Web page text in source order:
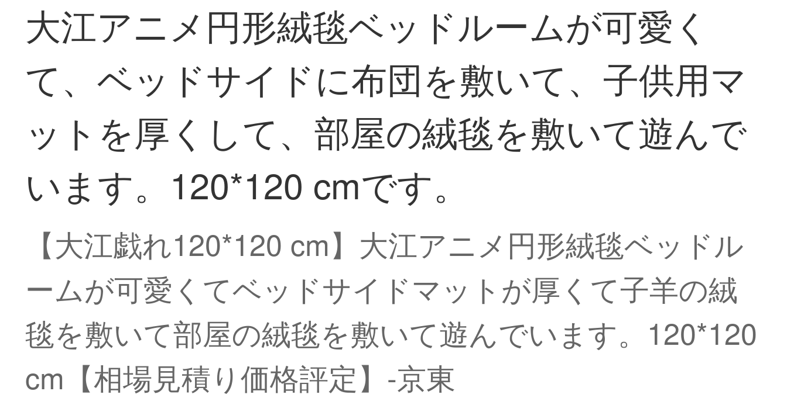
大江アニメ円形絨毯ベッドルームが可愛く
て、ベッドサイドに布団を敷いて、子供用マ
ットを厚くして、部屋の絨毯を敷いて遊んで
います。120*120 cmです。
【大江戯れ120*120 cm】大江アニメ円形絨毯ベッドル
ームが可愛くてベッドサイドマットが厚くて子羊の絨
毯を敷いて部屋の絨毯を敷いて遊んでいます。120*120
cm【相場見積り価格評定】-京東